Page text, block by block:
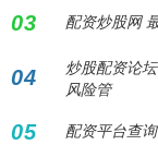
03 配资炒股网
04
炒股配资论
风险管
05 配资平台查